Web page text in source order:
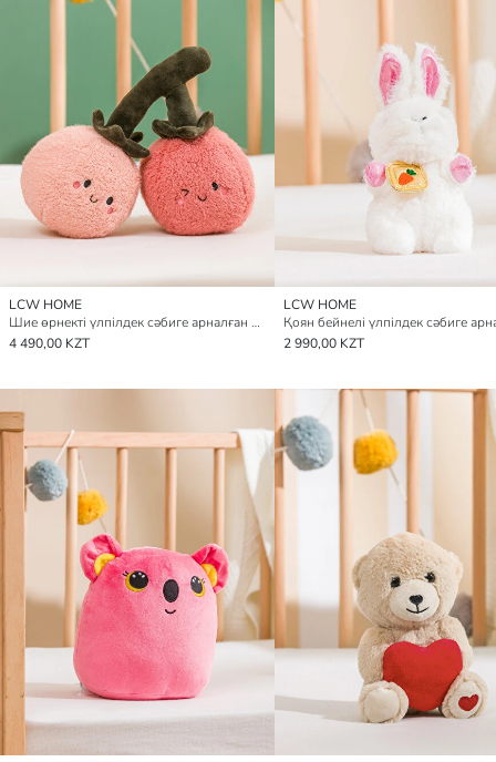
LCW HOME
Шие өрнекті үлпілдек сәбиге арналған жастықша, 23 см.
4 490,00 KZT
LCW HOME
2 990,00 KZT